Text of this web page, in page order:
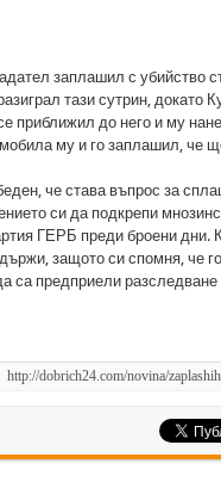
заплашил с убийство
тази сутрин, докато
приближил до него и му
му и го заплашил, че
че става въпрос за
си да подкрепи
ГЕРБ преди броени дни.
защото си спомня, че
са предприели разследване